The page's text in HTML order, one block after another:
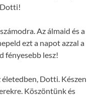
Az álmaid és a
ezt a napot azzal a
fényesebb lesz!
Dotti. Készen
Köszöntünk és